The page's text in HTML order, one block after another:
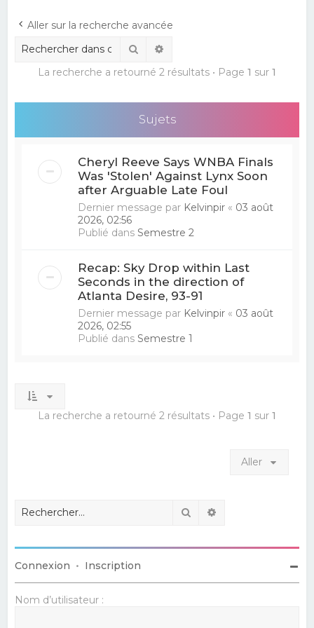
Aller sur la recherche avancée
Rechercher
La recherche a retourné 2 résultats • Page 1 sur 1
Sujets
Cheryl Reeve Says WNBA Finals
Was 'Stolen' Against Lynx Soon
after Arguable Late Foul
Dernier message par Kelvinpir « 03 août
2026, 02:56
Publié dansSemestre 2
Recap: Sky Drop within Last
Seconds in the direction of
Atlanta Desire, 93-91
Dernier message par Kelvinpir « 03 août
2026, 02:55
Publié dansSemestre 1
La recherche a retourné 2 résultats • Page 1 sur 1
Aller
Rechercher
Connexion • Inscription
Nom d’utilisateur :